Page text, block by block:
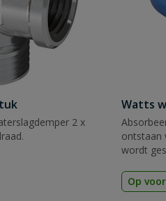
2 x
Watts
ontstaan
wordt
Op